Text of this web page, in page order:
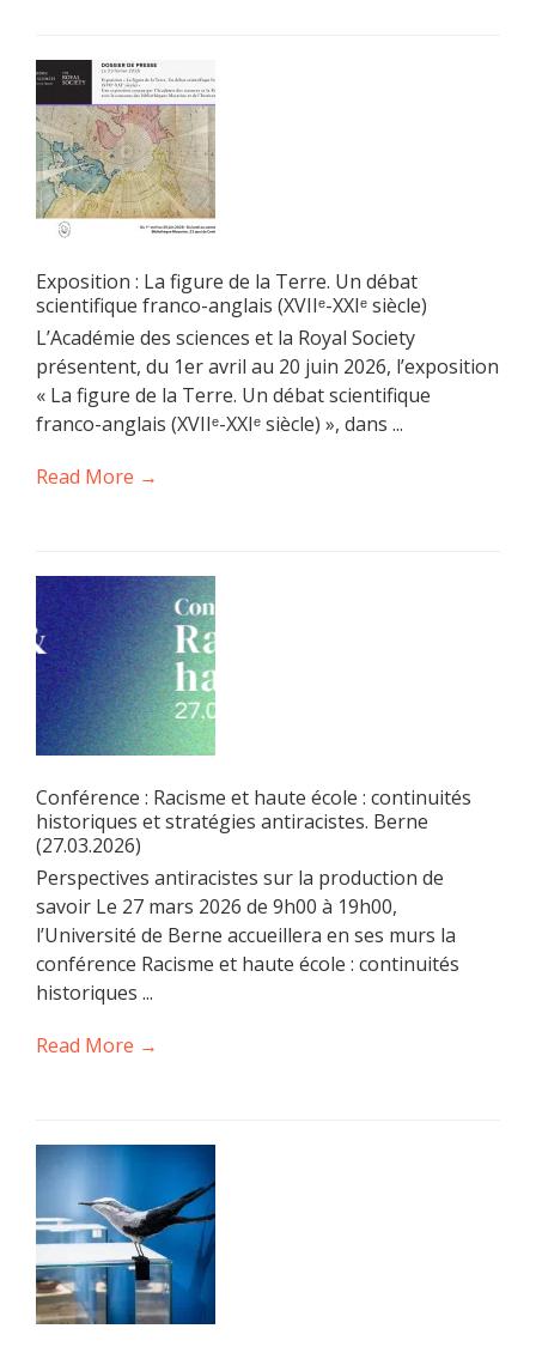
Exposition : La figure de la Terre. Un débat
scientifique franco-anglais (XVIIᵉ-XXIᵉ siècle)
L’Académie des sciences et la Royal Society
présentent, du 1er avril au 20 juin 2026, l’exposition
« La figure de la Terre. Un débat scientifique
franco-anglais (XVIIᵉ-XXIᵉ siècle) », dans ...
Read More →
Conférence : Racisme et haute école : continuités
historiques et stratégies antiracistes. Berne
(27.03.2026)
Perspectives antiracistes sur la production de
savoir Le 27 mars 2026 de 9h00 à 19h00,
l’Université de Berne accueillera en ses murs la
conférence Racisme et haute école : continuités
historiques ...
Read More →